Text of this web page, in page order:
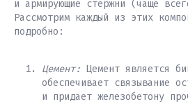
и армирующие стержни (чаще
Рассмотрим каждый из этих
подробно:
Цемент: Цемент является
обеспечивает связывание
и придает железобетону